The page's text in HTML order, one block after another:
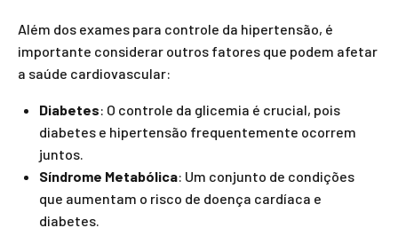
Além dos exames para controle da hipertensão, é
importante considerar outros fatores que podem afetar
a saúde cardiovascular:
Diabetes: O controle da glicemia é crucial, pois
diabetes e hipertensão frequentemente ocorrem
juntos.
Síndrome Metabólica: Um conjunto de condições
que aumentam o risco de doença cardíaca e
diabetes.